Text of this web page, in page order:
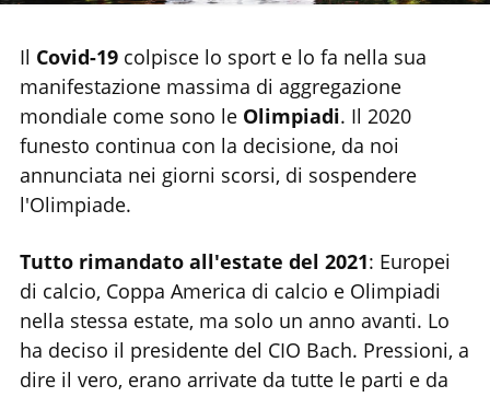
Il Covid-19 colpisce lo sport e lo fa nella sua
manifestazione massima di aggregazione
mondiale come sono le Olimpiadi. Il 2020
funesto continua con la decisione, da noi
annunciata nei giorni scorsi, di sospendere
l'Olimpiade.
Tutto rimandato all'estate del 2021: Europei
di calcio, Coppa America di calcio e Olimpiadi
nella stessa estate, ma solo un anno avanti. Lo
ha deciso il presidente del CIO Bach. Pressioni, a
dire il vero, erano arrivate da tutte le parti e da